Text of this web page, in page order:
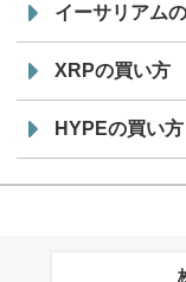
イーサリアム
XRPの買い方
HYPEの買い方